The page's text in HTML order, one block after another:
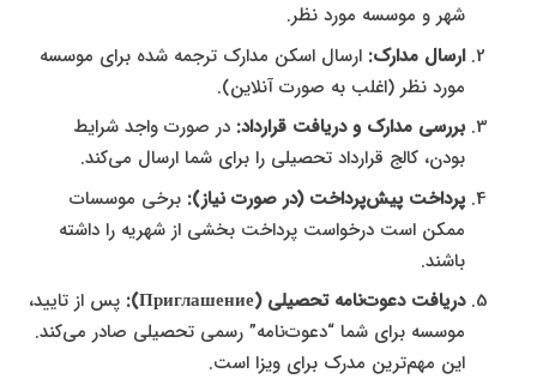
شهر و موسسه مورد نظر.
ارسال مدارک: ارسال اسکن مدارک ترجمه شده برای موسسه
مورد نظر (اغلب به صورت آنلاین).
بررسی مدارک و دریافت قرارداد: در صورت واجد شرایط
بودن، کالج قرارداد تحصیلی را برای شما ارسال می‌کند.
پرداخت پیش‌پرداخت (در صورت نیاز): برخی موسسات
ممکن است درخواست پرداخت بخشی از شهریه را داشته
باشند.
دریافت دعوت‌نامه تحصیلی (Приглашение):
پس از تایید،
موسسه برای شما “دعوت‌نامه” رسمی تحصیلی صادر می‌کند.
این مهم‌ترین مدرک برای ویزا است.